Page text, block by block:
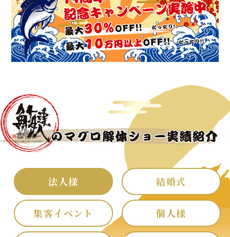
法人様 結婚式
集客イベント 個人様